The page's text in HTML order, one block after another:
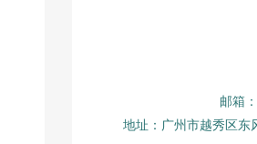
邮箱
地址：广州市越秀区东